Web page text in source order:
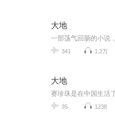
大地
341 1.2万
大地
35 1238